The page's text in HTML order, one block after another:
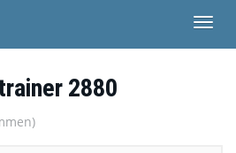
2880